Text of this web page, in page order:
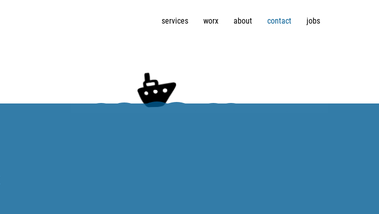
services worx about contact jobs